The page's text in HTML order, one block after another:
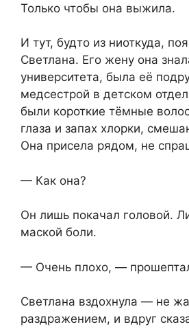
Только чтобы она выжила.
И тут, будто из ниоткуда,
Светлана. Его жену она
университета, была её
медсестрой в детском
были короткие тёмные
глаза и запах хлорки,
Она присела рядом, не
— Как она?
Он лишь покачал головой.
маской боли.
— Очень плохо, —
Светлана вздохнула — не
раздражением, и вдруг